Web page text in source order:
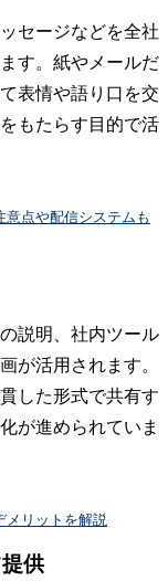
セージなどを全社
す。紙やメールだ
表情や語り口を交
もたらす目的で活
点や配信システムも
説明、社内ツール
が活用されます。
した形式で共有す
が進められていま
メリットを解説
供